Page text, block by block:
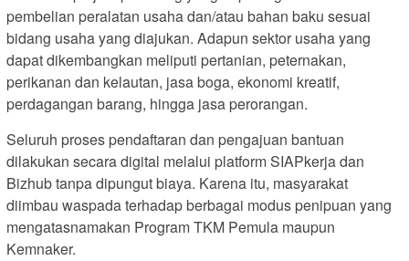
pembelian peralatan usaha dan/atau bahan baku sesuai
bidang usaha yang diajukan. Adapun sektor usaha yang
dapat dikembangkan meliputi pertanian, peternakan,
perikanan dan kelautan, jasa boga, ekonomi kreatif,
perdagangan barang, hingga jasa perorangan.
Seluruh proses pendaftaran dan pengajuan bantuan
dilakukan secara digital melalui platform SIAPkerja dan
Bizhub tanpa dipungut biaya. Karena itu, masyarakat
diimbau waspada terhadap berbagai modus penipuan yang
mengatasnamakan Program TKM Pemula maupun
Kemnaker.